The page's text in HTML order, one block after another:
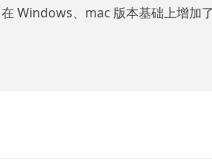
Windows、mac 版本基础上增加了